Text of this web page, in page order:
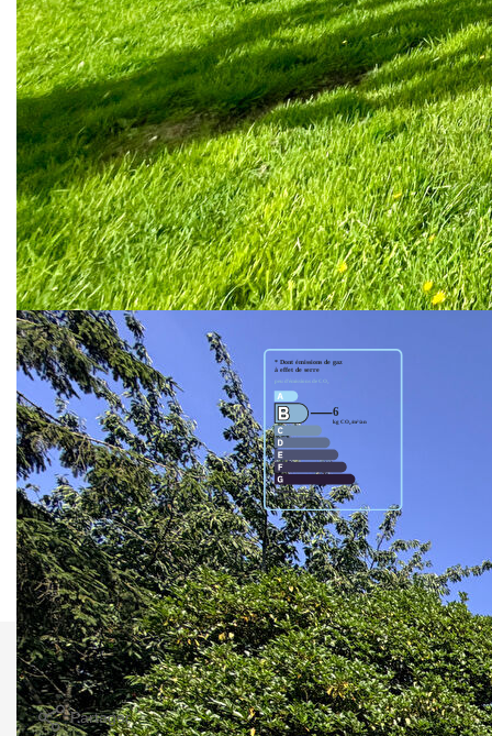
un espace de rangement supplémentaire.
Située à seulement 2 minutes de Tilly-sur-Seulles, vous
bénéficierez de la proximité des commerces, écoles,
collège et pôle santé.
Contactez l'agence AF Immobilier pour plus d'informations.
**Honoraires à la charge du vendeur
Nos honoraires Nous contacter
Diagnostics énergétiques
Montant estimé des dépenses annuelles d'énergie pour un
usage standard entre 2400€ et 3250€. indexées aux années
2021,2022 et 2023 (abonnement compris).
Comparer ce
bien
Imprimer
Partager Calculer mon budget